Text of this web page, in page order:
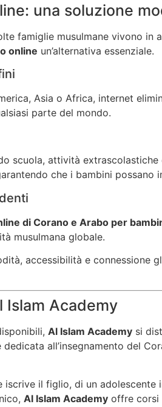
una soluzione
famiglie musulmane vivono in
online un’alternativa essenziale.
Asia o Africa, internet
parte del mondo.
scuola, attività
che i bambini
di Corano e Arabo per
musulmana globale.
accessibilità e connessione
Islam Academy
Al Islam Academy si
dedicata all’insegnamento del
il figlio, di un
Al Islam Academy offre corsi